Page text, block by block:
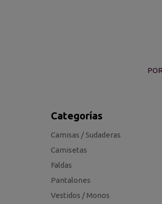
Categorías
Camisas / Sudaderas
Camisetas
Faldas
Pantalones
Vestidos / Monos